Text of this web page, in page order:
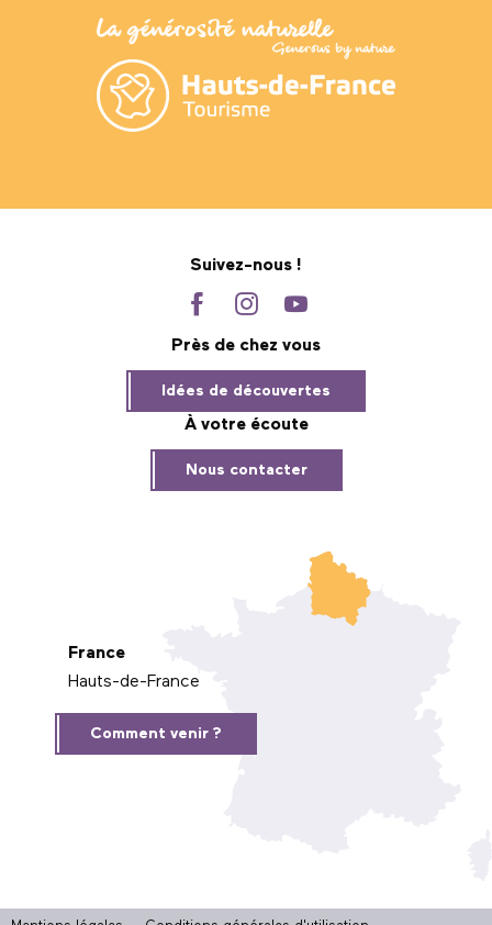
Suivez-nous !
Près de chez vous
Idées de découvertes
À votre écoute
Nous contacter
France
Hauts-de-France
Comment venir ?